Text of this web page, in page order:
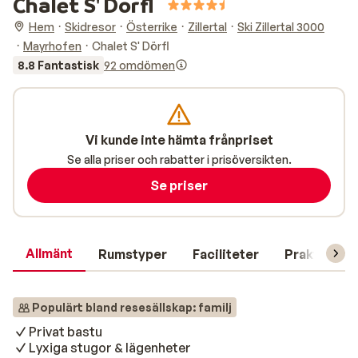
Hem Skidresor Österrike Zillertal
Ski Zillertal 3000
Mayrhofen
Chalet S' Dörfl
8.8 Fantastisk 92 omdömen
Allmänt Rumstyper Faciliteter Praktisk
Populärt bland resesällskap: familj
Privat bastu
Lyxiga stugor & lägenheter
Vi kunde inte hämta frånpriset
Se alla priser och rabatter i prisöversikten.
Se priser